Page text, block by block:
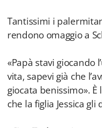
Tantissimi i
rendono omaggio a
«Papà stavi giocando
vita, sapevi già che
giocata benissimo».
che la figlia Jessica gli